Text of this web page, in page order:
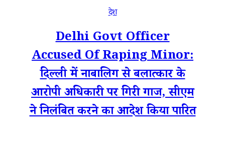
देश
Delhi Govt Officer
Accused Of Raping Minor:
दिल्‍ली में नाबालिग से बलात्कार के
आरोपी अधिकारी पर गिरी गाज, सीएम
ने निलंबित करने का आदेश किया पारित